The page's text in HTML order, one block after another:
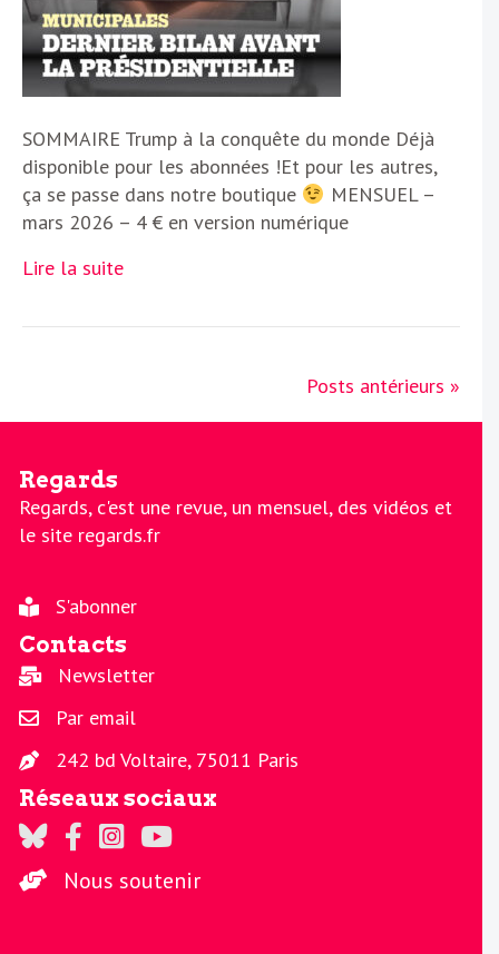
SOMMAIRE Trump à la conquête du monde Déjà
disponible pour les abonnées !Et pour les autres,
ça se passe dans notre boutique
MENSUEL –
mars 2026 – 4 € en version numérique
Lire la suite
Posts antérieurs »
Regards
Regards, c'est une revue, un mensuel, des vidéos et
le site regards.fr
S'abonner
Contacts
Newsletter
Par email
242 bd Voltaire, 75011 Paris
Réseaux sociaux
Regards sur Twitter
Regards sur Facebook
Regards sur Instagram
La chaine Regards sur Youtube
Nous soutenir